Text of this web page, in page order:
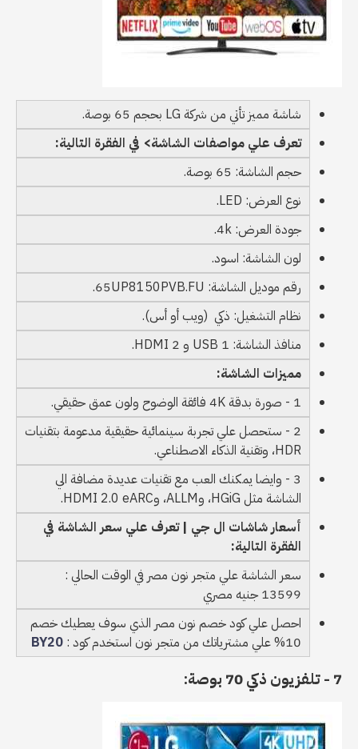
شاشة مميز تأتي من شركة LG بحجم 65 بوصة.
تعرف علي مواصفات الشاشة> في الفقرة التالية:
حجم الشاشة: 65 بوصة.
نوع العرض: LED.
جودة العرض: 4k.
لون الشاشة: اسود.
رقم موديل الشاشة: 65UP8150PVB.FU.
نظام التشغيل: ذكي (ويب أو أس).
منافذ الشاشة: 1 USB و 2 HDMI.
مميزات الشاشة:
1 - صورة بدقة 4K فائقة الوضوح ولون عمق حقيقي.
2 - ستحصل علي تجربة سينمائية حقيقية مدعومة بتقنيات
HDR، وتقنية الذكاء الاصطناعي.
3 - وايضا يمكنك العب مع تقنيات عديدة مضافة الي
الشاشة مثل HGiG، وALLM، وHDMI 2.0 eARC.
أسعار شاشات ال جي | تعرف علي سعر الشاشة في
الفقرة التالية:
سعر الشاشة علي متجر نون مصر في الوقت الحالي :
13599 جنيه مصري
احصل علي كود خصم نون مصر الذي سوف يعطيك خصم
10% علي مشترياتك من متجر نون استخدم كود :
BY20
7 - تلفزيون ذكي 70 بوصة: